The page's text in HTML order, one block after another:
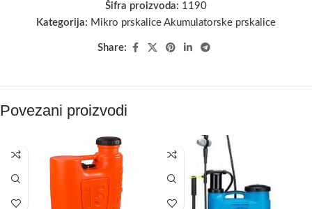
Šifra proizvoda: 1190
Kategorija: Mikro prskalice Akumulatorske prskalice
Share:
Povezani proizvodi